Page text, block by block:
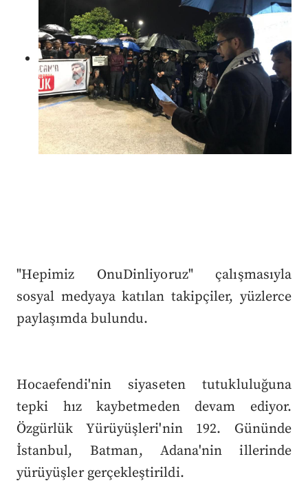
"Hepimiz OnuDinliyoruz" çalışmasıyla
sosyal medyaya katılan takipçiler, yüzlerce
paylaşımda bulundu.
Hocaefendi'nin siyaseten tutukluluğuna
tepki hız kaybetmeden devam ediyor.
Özgürlük Yürüyüşleri'nin 192. Gününde
İstanbul, Batman, Adana'nin illerinde
yürüyüşler gerçekleştirildi.